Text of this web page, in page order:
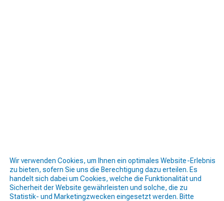
Wir verwenden Cookies, um Ihnen ein optimales Website-Erlebnis
zu bieten, sofern Sie uns die Berechtigung dazu erteilen. Es
handelt sich dabei um Cookies, welche die Funktionalität und
Sicherheit der Website gewährleisten und solche, die zu
Statistik- und Marketingzwecken eingesetzt werden. Bitte